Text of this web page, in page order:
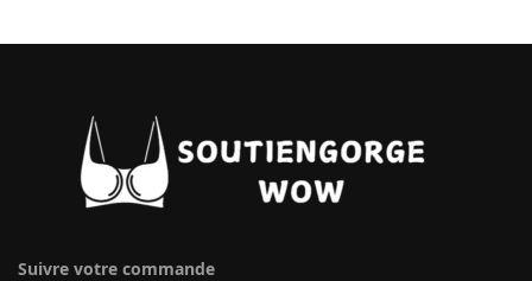
Suivre votre commande